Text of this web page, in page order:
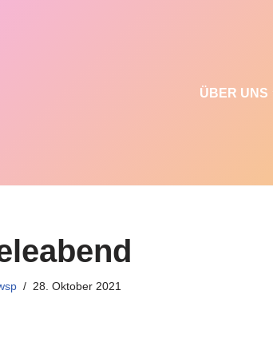
ÜBER UNS
28. Oktober 2021